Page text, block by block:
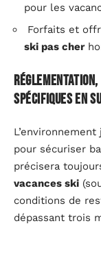
pour les
Forfaits et
ski pas cher
spécifiques en
pour sécuriser
précisera
vacances ski
conditions de
dépassant trois